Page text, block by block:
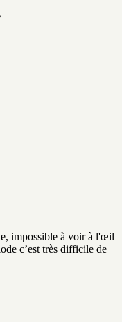
impossible à voir à l'œil
c’est très difficile de